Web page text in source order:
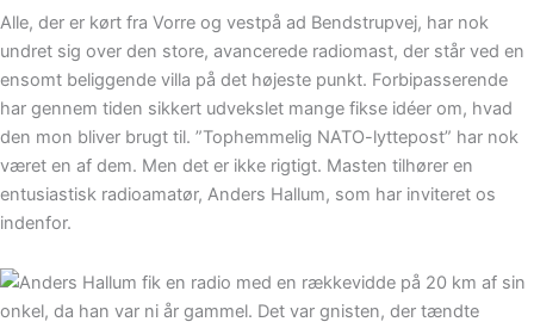
Alle, der er kørt fra Vorre og vestpå ad Bendstrupvej, har nok
undret sig over den store, avancerede radiomast, der står ved en
ensomt beliggende villa på det højeste punkt. Forbipasserende
har gennem tiden sikkert udvekslet mange fikse idéer om, hvad
den mon bliver brugt til. ”Tophemmelig NATO-lyttepost” har nok
været en af dem. Men det er ikke rigtigt. Masten tilhører en
entusiastisk radioamatør, Anders Hallum, som har inviteret os
indenfor.